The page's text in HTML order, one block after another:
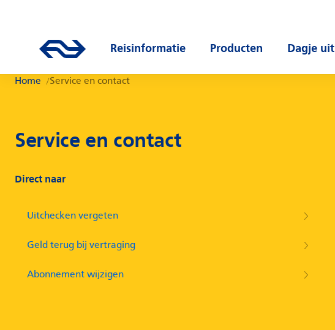
Ga naar de homepage van ns.nl
Reisinformatie
Producten
Dagje uit
Home Service en contact
Service en contact
Direct naar